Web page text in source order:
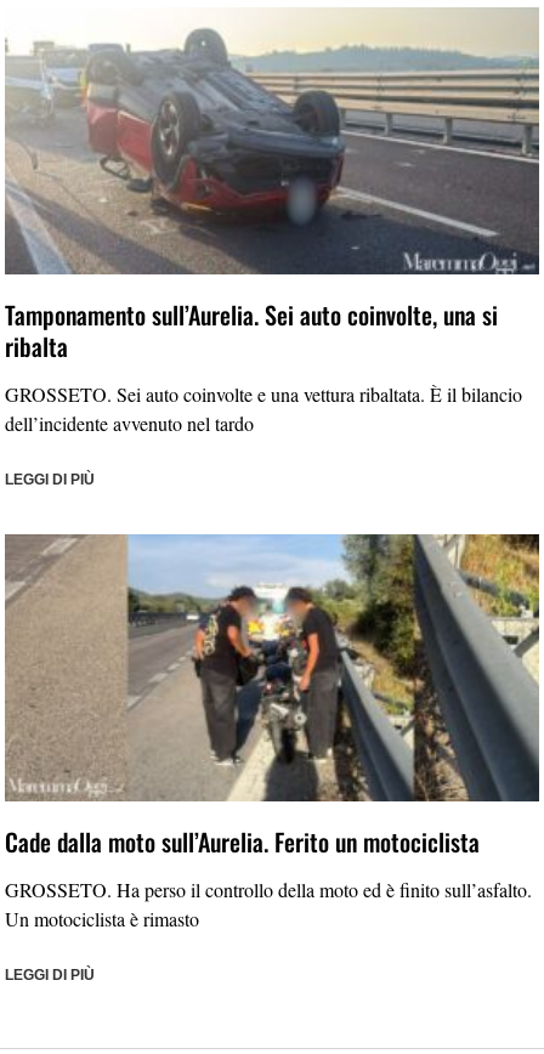
Tamponamento sull’Aurelia. Sei auto coinvolte, una si
ribalta
GROSSETO. Sei auto coinvolte e una vettura ribaltata. È il bilancio
dell’incidente avvenuto nel tardo
LEGGI DI PIÙ
Cade dalla moto sull’Aurelia. Ferito un motociclista
GROSSETO. Ha perso il controllo della moto ed è finito sull’asfalto.
Un motociclista è rimasto
LEGGI DI PIÙ